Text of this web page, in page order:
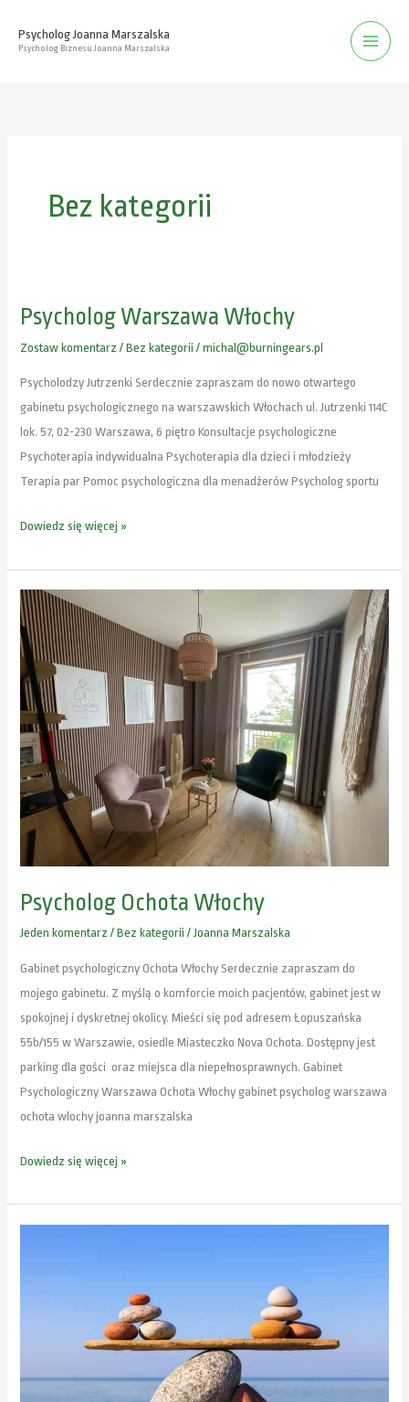
Psycholog Joanna Marszalska
Psycholog Biznesu Joanna Marszalska
Bez kategorii
Psycholog Warszawa Włochy
Zostaw komentarz /Bez kategorii /michal@burningears.pl
Psycholodzy Jutrzenki Serdecznie zapraszam do nowo otwartego
gabinetu psychologicznego na warszawskich Włochach ul. Jutrzenki 114C
lok. 57, 02-230 Warszawa, 6 piętro Konsultacje psychologiczne
Psychoterapia indywidualna Psychoterapia dla dzieci i młodzieży
Terapia par Pomoc psychologiczna dla menadżerów Psycholog sportu
Psycholog
Dowiedz się więcej »
Psycholog Ochota Włochy
Jeden komentarz /Bez kategorii /Joanna Marszalska
Gabinet psychologiczny Ochota Włochy Serdecznie zapraszam do
mojego gabinetu. Z myślą o komforcie moich pacjentów, gabinet jest w
spokojnej i dyskretnej okolicy. Mieści się pod adresem Łopuszańska
55b/155 w Warszawie, osiedle Miasteczko Nova Ochota. Dostępny jest
parking dla gości oraz miejsca dla niepełnosprawnych. Gabinet
Psychologiczny Warszawa Ochota Włochy gabinet psycholog warszawa
ochota wlochy joanna marszalska
Psycholog
Ochota
Włochy
Dowiedz się więcej »